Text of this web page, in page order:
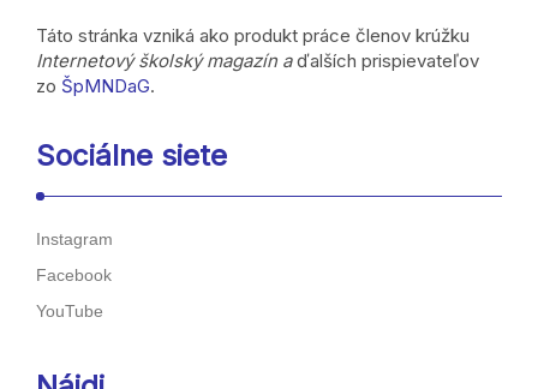
Táto stránka vzniká ako produkt práce členov krúžku
Internetový školský magazín aďalších prispievateľov
zo ŠpMNDaG.
Sociálne siete
Instagram
Facebook
YouTube